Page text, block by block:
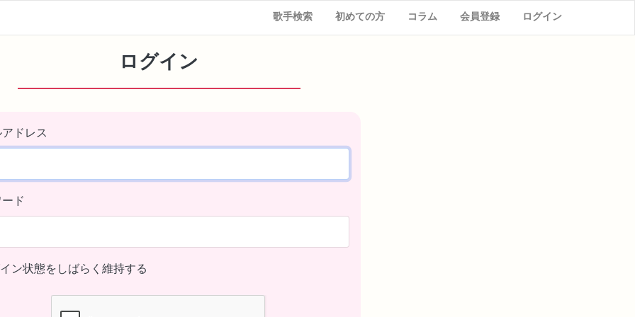
歌手検索 初めての方 コラム 会員登録 ログイン
ログイン
ドレス
ド
ン状態をしばらく維持する